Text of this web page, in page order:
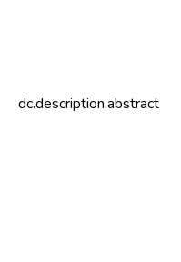
dc.description.abstract